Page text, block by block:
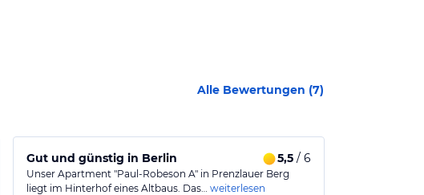
Alle Bewertungen (7)
Gut und günstig in Berlin 5,5/ 6
Unser Apartment "Paul-Robeson A" in Prenzlauer Berg
liegt im Hinterhof eines Altbaus. Das… weiterlesen